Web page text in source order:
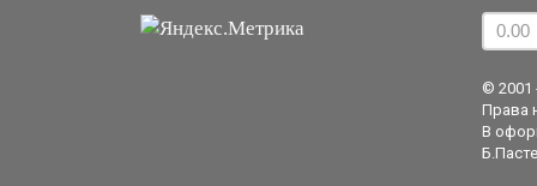
© 2001
Права
В